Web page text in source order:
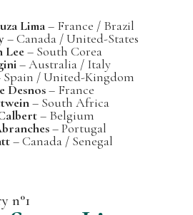
Lima– France / Brazil
– Canada / United-States
Lee– South Corea
– Australia / Italy
/ United-Kingdom
Desnos– France
– South Africa
– Belgium
– Portugal
– Canada / Senegal
n°1